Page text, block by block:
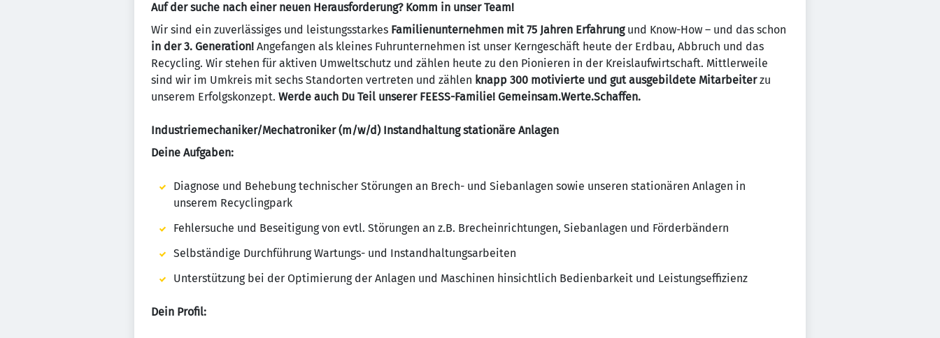
Auf der suche nach einer neuen Herausforderung? Komm in unser Team!
Wir sind ein zuverlässiges und leistungsstarkes Familienunternehmen mit 75 Jahren Erfahrungund Know-How – und das schon
in der 3. Generation! Angefangen als kleines Fuhrunternehmen ist unser Kerngeschäft heute der Erdbau, Abbruch und das
Recycling. Wir stehen für aktiven Umweltschutz und zählen heute zu den Pionieren in der Kreislaufwirtschaft. Mittlerweile
sind wir im Umkreis mit sechs Standorten vertreten und zählen knapp 300 motivierte und gut ausgebildete Mitarbeiterzu
unserem Erfolgskonzept. Werde auch Du Teil unserer FEESS-Familie! Gemeinsam.Werte.Schaffen.
Industriemechaniker/Mechatroniker (m/w/d) Instandhaltung stationäre Anlagen
Deine Aufgaben:
Diagnose und Behebung technischer Störungen an Brech- und Siebanlagen sowie unseren stationären Anlagen in
unserem Recyclingpark
Fehlersuche und Beseitigung von evtl. Störungen an z.B. Brecheinrichtungen, Siebanlagen und Förderbändern
Selbständige Durchführung Wartungs- und Instandhaltungsarbeiten
Unterstützung bei der Optimierung der Anlagen und Maschinen hinsichtlich Bedienbarkeit und Leistungseffizienz
Dein Profil: